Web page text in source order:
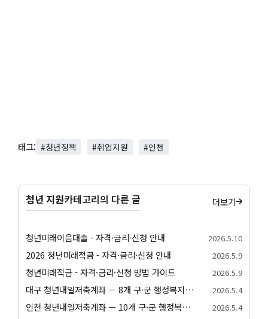
태그: #청년정책 #취업지원 #인천
청년 지원카테고리의 다른 글 더보기
청년미래이음대출 - 자격·금리·신청 안내 2026.5.10
2026 청년미래적금 - 자격·금리·신청 안내 2026.5.9
청년미래적금 - 자격·금리·신청 방법 가이드 2026.5.9
대구 청년내일저축계좌 — 8개 구·군 행정복지센터 신청 방법 2026.5.4
인천 청년내일저축계좌 — 10개 구·군 행정복지센터 신청 방법 2026.5.4